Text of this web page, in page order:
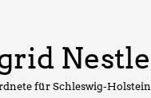
Nestle
für Schleswig-Holstein